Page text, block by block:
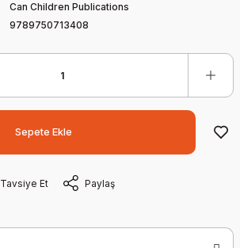
Can Children Publications
9789750713408
Sepete Ekle
Tavsiye Et Paylaş